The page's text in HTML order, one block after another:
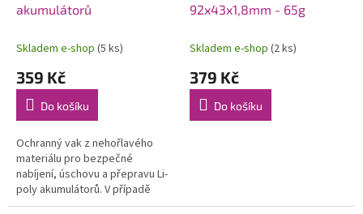
akumulátorů
Skladem e-shop (5 ks)
359 Kč
Do košíku
Ochranný vak z nehořlavého
materiálu pro bezpečné
nabíjení, úschovu a přepravu Li-
poly akumulátorů. V případě
exploze článku zabrání
92x43x1,8mm - 65g
Skladem e-shop (2 ks)
379 Kč
Do košíku